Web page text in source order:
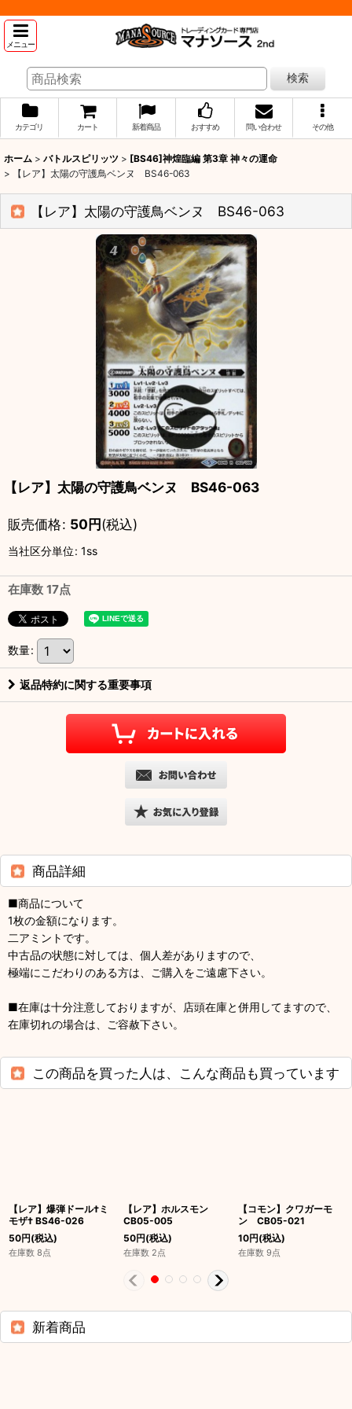
メニュー
検索
カテゴリ カート 新着商品 おすすめ 問い合わせ その他
ホーム > バトルスピリッツ > [BS46]神煌臨編 第3章 神々の運命
>
【レア】太陽の守護鳥ベンヌ BS46-063
【レア】太陽の守護鳥ベンヌ BS46-063
【レア】太陽の守護鳥ベンヌ BS46-063
販売価格: 50円(税込)
当社区分単位: 1ss
在庫数 17点
数量:
返品特約に関する重要事項
商品詳細
■商品について
1枚の金額になります。
二アミントです。
中古品の状態に対しては、個人差がありますので、
極端にこだわりのある方は、ご購入をご遠慮下さい。
■在庫は十分注意しておりますが、店頭在庫と併用してますので、
在庫切れの場合は、ご容赦下さい。
この商品を買った人は、こんな商品も買っています
【レア】爆弾ドール†ミ
モザ† BS46-026
50円(税込)
在庫数 8点
【レア】ホルスモン
CB05-005
50円(税込)
在庫数 2点
【コモン】クワガーモ
ン CB05-021
10円(税込)
在庫数 9点
新着商品